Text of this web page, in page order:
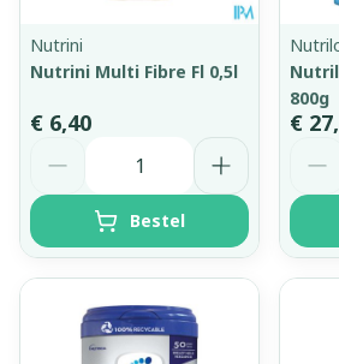
Nutrini
Nutrini Multi Fibre Fl 0,5l
€ 6,40
Bestel
800g
€